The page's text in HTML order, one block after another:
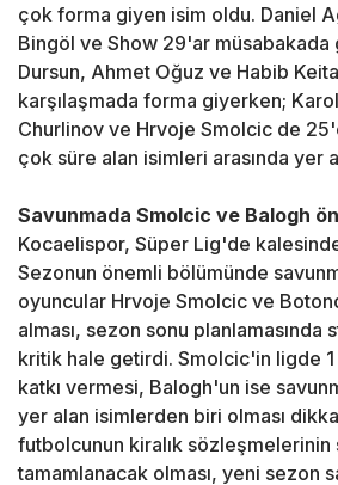
çok forma giyen isim oldu. Daniel
Bingöl ve Show 29'ar müsabakada
Dursun, Ahmet Oğuz ve Habib
karşılaşmada forma giyerken;
Churlinov ve Hrvoje Smolcic de
çok süre alan isimleri arasında yer
Savunmada Smolcic ve Balogh
Kocaelispor, Süper Lig'de
Sezonun önemli bölümünde
oyuncular Hrvoje Smolcic ve
alması, sezon sonu planlamasında
kritik hale getirdi. Smolcic'in ligde
katkı vermesi, Balogh'un ise
yer alan isimlerden biri olması
futbolcunun kiralık sözleşmelerinin
tamamlanacak olması, yeni sezon